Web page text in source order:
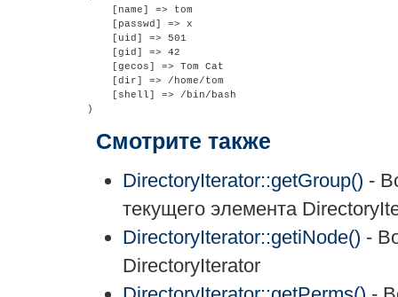
    [name] => tom
    [passwd] => x
    [uid] => 501
    [gid] => 42
    [gecos] => Tom Cat
    [dir] => /home/tom
    [shell] => /bin/bash
Смотрите также
DirectoryIterator::getGroup() -
текущего элемента
DirectoryIterator::getiNode() -
DirectoryIterator